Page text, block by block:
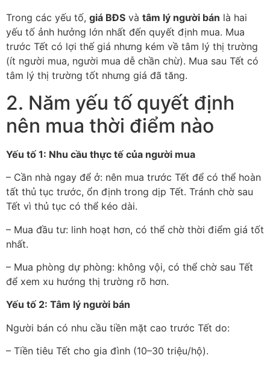
Trong các yếu tố, giá BĐS và tâm lý người bán là hai
yếu tố ảnh hưởng lớn nhất đến quyết định mua. Mua
trước Tết có lợi thế giá nhưng kém về tâm lý thị trường
(ít người mua, người mua dễ chần chừ). Mua sau Tết có
tâm lý thị trường tốt nhưng giá đã tăng.
2. Năm yếu tố quyết định
nên mua thời điểm nào
Yếu tố 1: Nhu cầu thực tế của người mua
– Cần nhà ngay để ở: nên mua trước Tết để có thể hoàn
tất thủ tục trước, ổn định trong dịp Tết. Tránh chờ sau
Tết vì thủ tục có thể kéo dài.
– Mua đầu tư: linh hoạt hơn, có thể chờ thời điểm giá tốt
nhất.
– Mua phòng dự phòng: không vội, có thể chờ sau Tết
để xem xu hướng thị trường rõ hơn.
Yếu tố 2: Tâm lý người bán
Người bán có nhu cầu tiền mặt cao trước Tết do:
– Tiền tiêu Tết cho gia đình (10–30 triệu/hộ).